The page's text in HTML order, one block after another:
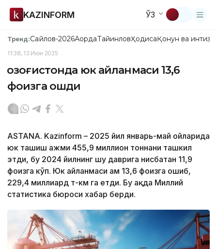
KAZINFORM ЎЗ
Тренд:Сайлов-2026АқордаТайинловҲодисаҚонун ва
11:38, 13 Июн 2025
Қозоғистонда юк айланмаси 13,6
фоизга ошди
ASTANA. Kazinform – 2025 йил январь-май ойларида
юк ташиш ҳажми 455,9 миллион тоннани ташкил
этди, бу 2024 йилнинг шу даврига нисбатан 11,9
фоизга кўп. Юк айланмаси ҳам 13,6 фоизга ошиб,
229,4 миллиард т-км га етди. Бу ҳақда Миллий
статистика бюроси хабар берди.